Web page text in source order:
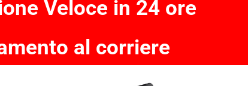
Veloce in 24 ore
al corriere